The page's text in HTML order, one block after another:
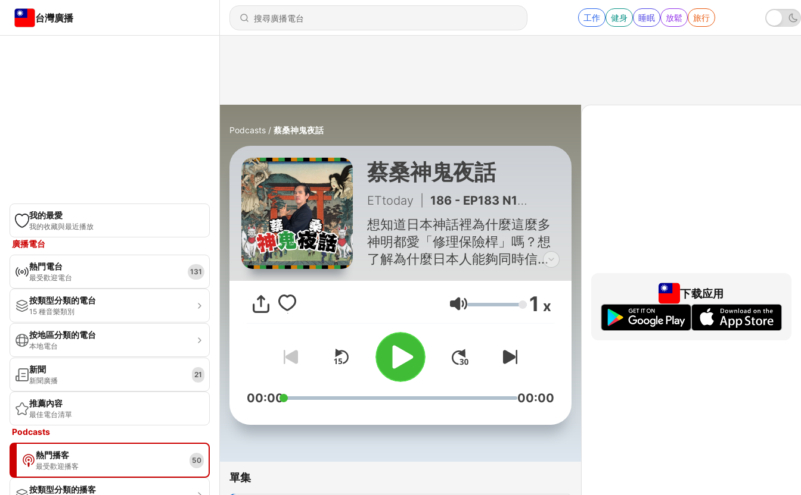
台灣廣播 工作 健身 睡眠 放鬆 旅行
我的最愛
我的收藏與最近播放
廣播電台
熱門電台
最受歡迎電台
131
按類型分類的電台
15 種音樂類別
按地區分類的電台
本地電台
新聞
新聞廣播
21
推薦內容
最佳電台清單
Podcasts
熱門播客
最受歡迎播客
50
按類型分類的播客
Podcasts 蔡桑神鬼夜話
蔡桑神鬼夜話
ETtoday 186 - EP183 N1滿分就代表日文好嗎？日文檢定的盲點與真正用途
想知道日本神話裡為什麼這麼多
神明都愛「修理保險桿」嗎？想
了解為什麼日本人能夠同時信仰
我會用輕鬆有趣的方式，帶你認
識日本文化中最迷人的民俗與信
神社到寺院，讓我們一起探索這
些精采的故事背後，蘊含的民俗
文化底蘊。 每週一、四，準時更
新，歡迎加入我們踏上這趟神鬼
SoundOn
音量 1 x
00:00 00:00
單集
下载应用